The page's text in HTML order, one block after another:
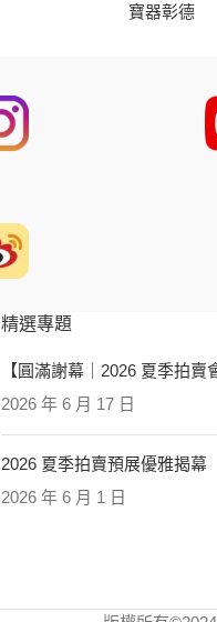
寶器彰德
精選專題
【圓滿謝幕｜2026 夏季拍賣
2026 年 6 月 17 日
2026 夏季拍賣預展優雅揭幕
2026 年 6 月 1 日